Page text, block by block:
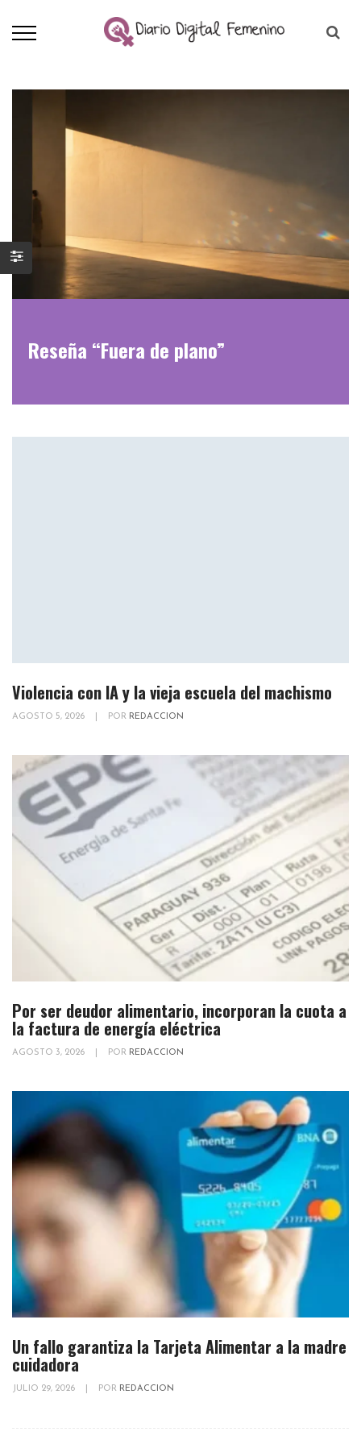
Reseña “Fuera de plano”
Violencia con IA y la vieja escuela del machismo
AGOSTO 5, 2026 POR REDACCION
Por ser deudor alimentario, incorporan la cuota a
la factura de energía eléctrica
AGOSTO 3, 2026 POR REDACCION
Un fallo garantiza la Tarjeta Alimentar a la madre
cuidadora
JULIO 29, 2026 POR REDACCION